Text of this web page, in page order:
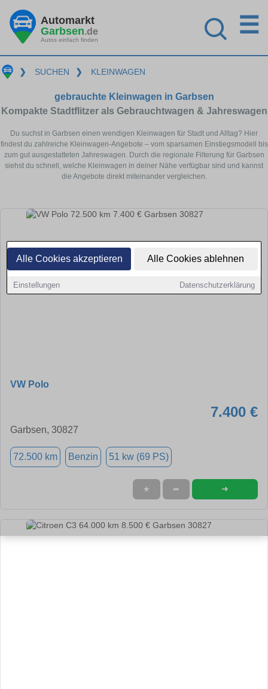
Alle Cookies akzeptieren Alle Cookies ablehnen
Einstellungen Datenschutzerklärung
Automarkt
Garbsen.de
Autos einfach finden
☰
❯ SUCHEN ❯ KLEINWAGEN
gebrauchte Kleinwagen in Garbsen
Kompakte Stadtflitzer als Gebrauchtwagen & Jahreswagen
Du suchst in Garbsen einen wendigen Kleinwagen für Stadt und Alltag? Hier
findest du zahlreiche Kleinwagen-Angebote – vom sparsamen Einstiegsmodell bis
zum gut ausgestatteten Jahreswagen. Durch die regionale Filterung für Garbsen
siehst du schnell, welche Kleinwagen in deiner Nähe verfügbar sind und kannst
die Angebote direkt miteinander vergleichen.
VW Polo
7.400 €
Garbsen, 30827
72.500 km Benzin 51 kw (69 PS)
★ ➦ ➜